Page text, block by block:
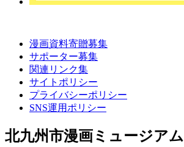
漫画資料寄贈募集
サポーター募集
関連リンク集
サイトポリシー
プライバシーポリシー
SNS運用ポリシー
北九州市漫画ミュージアム